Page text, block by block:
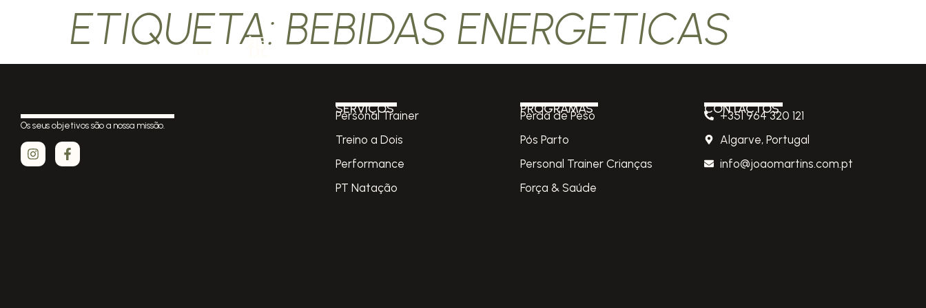
ETIQUETA: BEBIDAS ENERGETICAS
Os seus objetivos são a nossa missão.
SERVIÇOS
Personal Trainer
Treino a Dois
Performance
PT Natação
PROGRAMAS
Perda de Peso
Pós Parto
Personal Trainer Crianças
Força & Saúde
CONTACTOS
+351 964 320 121
Algarve, Portugal
info@joaomartins.com.pt